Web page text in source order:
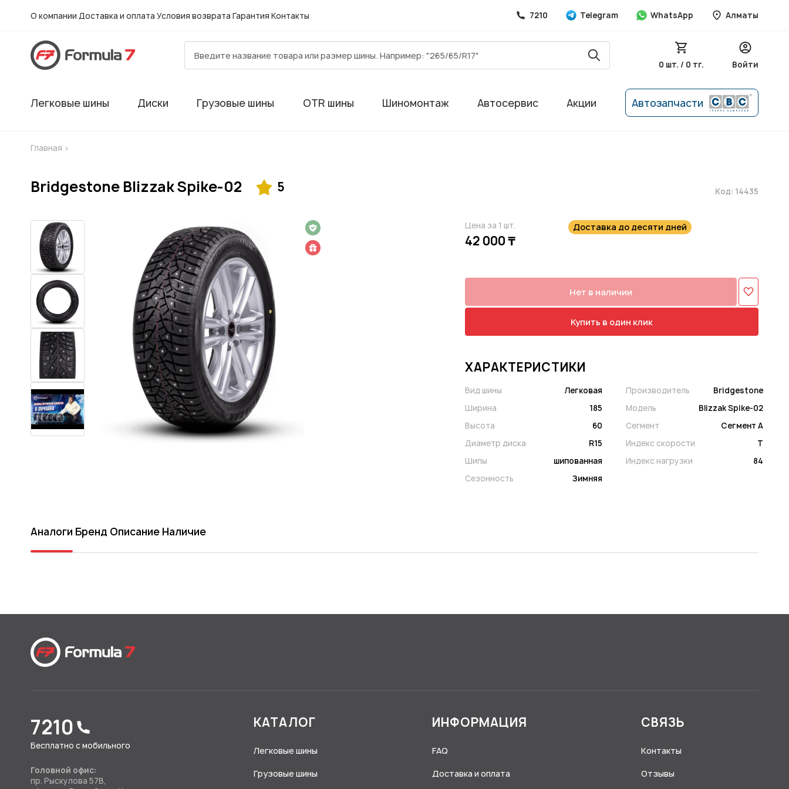
О компании Доставка и оплата Условия возврата Гарантия Контакты 7210 Telegram WhatsApp Алматы
0 шт. / 0 тг. Войти
Легковые шины Диски Грузовые шины OTR шины Шиномонтаж Автосервис Акции Автозапчасти
Главная >
Bridgestone Blizzak Spike-02 5 Код: 14435
Гарантия на 1 год
Шиномонтаж в подарок
Цена за 1 шт.
42 000 ₸
Доставка до десяти дней
Нет в наличии
Купить в один клик
ХАРАКТЕРИСТИКИ
Вид шины
Легковая
Ширина
185
Высота
60
Диаметр диска
R15
Шипы
шипованная
Сезонность
Зимняя
Производитель
Bridgestone
Модель
Blizzak Spike-02
Сегмент
Сегмент A
Индекс скорости
T
Индекс нагрузки
84
Аналоги Бренд Описание Наличие
7210
Бесплатно с мобильного
Головной офис:
пр. Рыскулова 57В,
КАТАЛОГ
Легковые шины
Грузовые шины
ИНФОРМАЦИЯ
FAQ
Доставка и оплата
СВЯЗЬ
Контакты
Отзывы